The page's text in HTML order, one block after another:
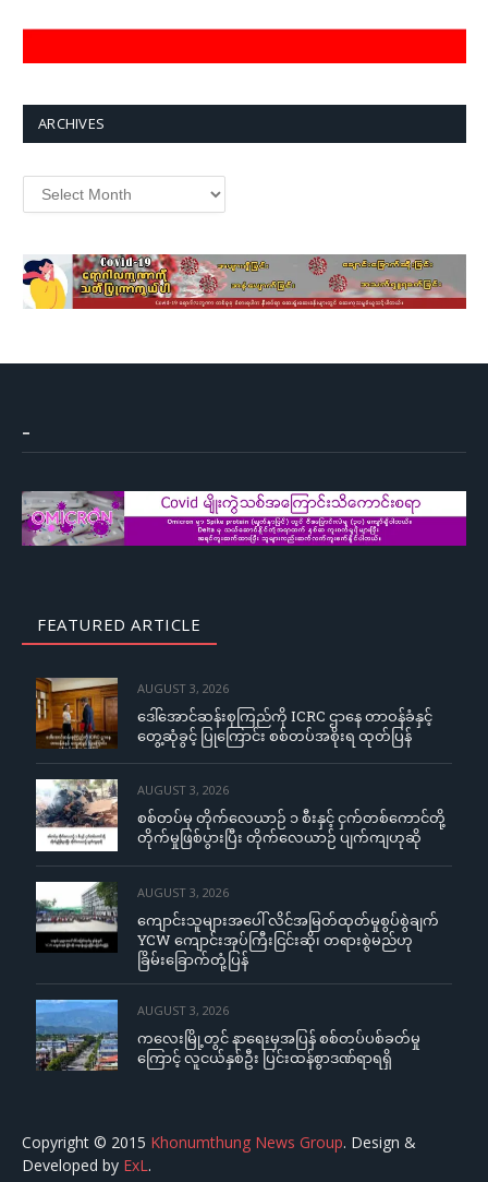
ARCHIVES
Archives
–
FEATURED ARTICLE
AUGUST 3, 2026
ဒေါ်အောင်ဆန်းစုကြည်ကို ICRC ဌာနေ တာဝန်ခံနှင့်
တွေ့ဆုံခွင့် ပြုကြောင်း စစ်တပ်အစိုးရ ထုတ်ပြန်
AUGUST 3, 2026
စစ်တပ်မှ တိုက်လေယာဉ် ၁ စီးနှင့် ငှက်တစ်ကောင်တို့
တိုက်မှုဖြစ်ပွားပြီး တိုက်လေယာဉ် ပျက်ကျဟုဆို
AUGUST 3, 2026
ကျောင်းသူများအပေါ် လိင်အမြတ်ထုတ်မှုစွပ်စွဲချက်
YCW ကျောင်းအုပ်ကြီးငြင်းဆို၊ တရားစွဲမည်ဟု
ခြိမ်းခြောက်တုံ့ပြန်
AUGUST 3, 2026
ကလေးမြို့တွင် နာရေးမှအပြန် စစ်တပ်ပစ်ခတ်မှု
ကြောင့် လူငယ်နှစ်ဦး ပြင်းထန်စွာဒဏ်ရာရရှိ
Copyright © 2015 Khonumthung News Group. Design &
Developed by ExL.